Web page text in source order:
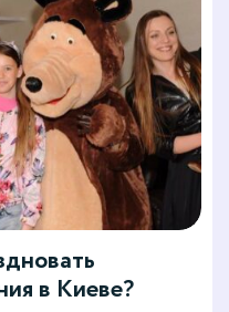
в Киеве?